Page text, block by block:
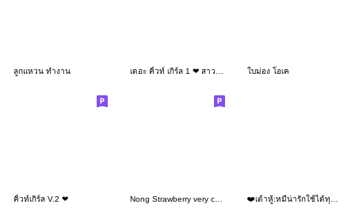
ลูกแหวน ทำงาน ใบม่อง โอเค
คิ้วท์เกิร์ล V.2 ❤